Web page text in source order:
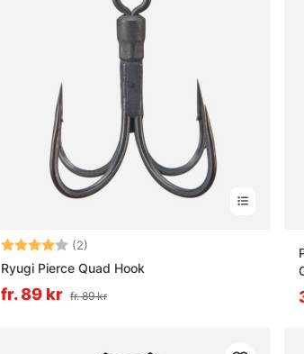
Betyg: (2)
Ryugi Pierce Quad Hook
fr. 89 kr fr. 89 kr